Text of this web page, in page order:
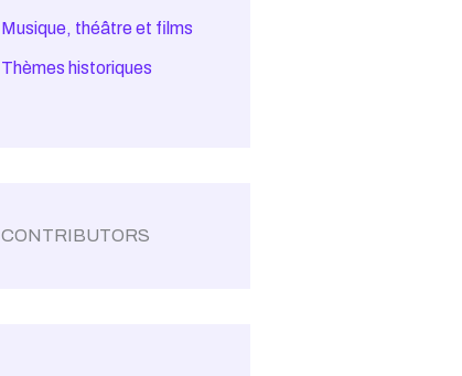
Musique, théâtre et films
Thèmes historiques
CONTRIBUTORS